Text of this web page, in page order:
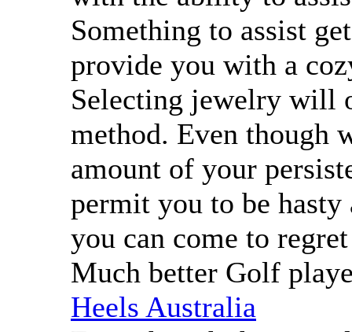
Something to assist
provide you with a
Selecting jewelry will
method. Even though
amount of your
permit you to be hasty
you can come to
Much better Golf
Heels Australia